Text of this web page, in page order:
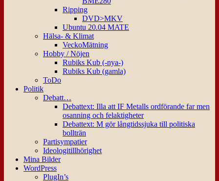
Ripping
DVD>MKV
Ubuntu 20.04 MATE
Hälsa- & Klimat
VeckoMätning
Hobby / Nöjen
Rubiks Kub (-nya-)
Rubiks Kub (gamla)
ToDo
Politik
Debatt…
Debattext: Illa att IF Metalls ordförande far men
osanning och felaktigheter
Debattext: M gör långtidssjuka till politiska
bollträn
Partisympatier
Ideologitillhörighet
Mina Bilder
WordPress
PlugIn’s